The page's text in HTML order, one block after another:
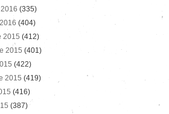
(335)
(404)
2015 (412)
2015 (401)
(422)
2015 (419)
(416)
(387)